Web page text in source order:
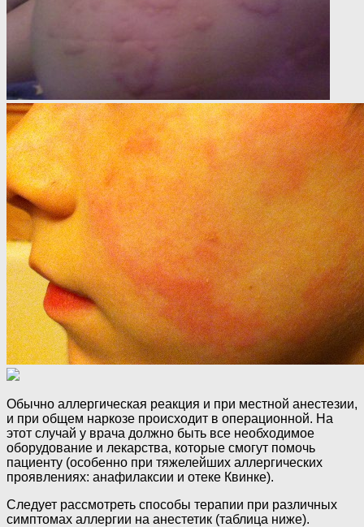
Обычно аллергическая реакция и при местной анестезии,
и при общем наркозе происходит в операционной. На
этот случай у врача должно быть все необходимое
оборудование и лекарства, которые смогут помочь
пациенту (особенно при тяжелейших аллергических
проявлениях: анафилаксии и отеке Квинке).
Следует рассмотреть способы терапии при различных
симптомах аллергии на анестетик (таблица ниже).